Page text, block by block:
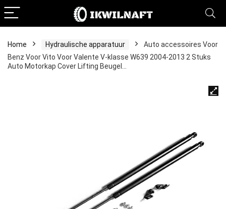
Home Hydraulische apparatuur
Auto accessoires Voor
Benz Voor Vito Voor Valente V-klasse W639 2004-2013 2 Stuks
Auto Motorkap Cover Lifting Beugel…